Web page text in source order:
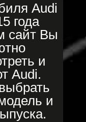
Audi
года
сайт Вы
и
Audi.
и